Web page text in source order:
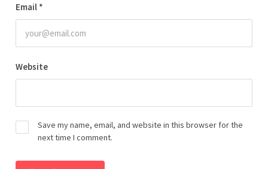
Email *
Website
Save my name, email, and website in this browser for the
next time I comment.